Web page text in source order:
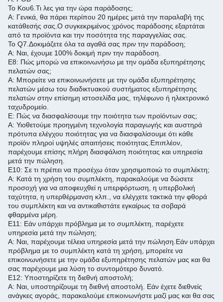
Το Κου6. Τι λες για την ώρα παράδοσης;
Α: Γενικά, θα πάρει περίπου 20 ημέρες μετά την παραλαβή της
κατάθεσής σας. Ο συγκεκριμένος χρόνος παράδοσης εξαρτάται
από τα προϊόντα και την ποσότητα της παραγγελίας σας.
Το Q7. Δοκιμάζετε όλα τα αγαθά σας πριν την παράδοση;
Α: Ναι, έχουμε 100% δοκιμή πριν την παράδοση.
Ε8: Πώς μπορώ να επικοινωνήσω με την ομάδα εξυπηρέτησης
πελατών σας;
Α: Μπορείτε να επικοινωνήσετε με την ομάδα εξυπηρέτησης
πελατών μέσω του διαδικτυακού συστήματος εξυπηρέτησης
πελατών στην επίσημη ιστοσελίδα μας, τηλέφωνο ή ηλεκτρονικό
ταχυδρομείο.
Ε: Πώς να διασφαλίσουμε την ποιότητα των προϊόντων σας;
Α: Υιοθετούμε προηγμένη τεχνολογία παραγωγής και αυστηρά
πρότυπα ελέγχου ποιότητας για να διασφαλίσουμε ότι κάθε
προϊόν πληροί υψηλές απαιτήσεις ποιότητας. Επιπλέον,
παρέχουμε επίσης πλήρη διασφάλιση ποιότητας και υπηρεσία
μετά την πώληση.
Ε10: Σε τι πρέπει να προσέχω όταν χρησιμοποιώ το συμπλέκτη;
Α: Κατά τη χρήση του συμπλέκτη, παρακαλούμε να δώσετε
προσοχή για να αποφευχθεί η υπερφόρτωση, η υπερβολική
ταχύτητα, η υπερθέρμανση κλπ., να ελέγχετε τακτικά την φθορά
του συμπλέκτη και να αντικαθιστάτε εγκαίρως τα σοβαρά
φθαρμένα μέρη.
Ε11: Εάν υπάρχει πρόβλημα με το συμπλέκτη, παρέχετε
υπηρεσία μετά την πώληση;
Α: Ναι, παρέχουμε τέλεια υπηρεσία μετά την πώληση. Εάν υπάρχει
πρόβλημα με το συμπλέκτη κατά τη χρήση, μπορείτε να
επικοινωνήσετε με την ομάδα εξυπηρέτησης πελατών μας και θα
σας παρέχουμε μια λύση το συντομότερο δυνατό.
Ε12: Υποστηρίζετε τη διεθνή αποστολή;
Α: Ναι, υποστηρίζουμε τη διεθνή αποστολή. Εάν έχετε διεθνείς
ανάγκες αγοράς, παρακαλούμε επικοινωνήστε μαζί μας και θα σας